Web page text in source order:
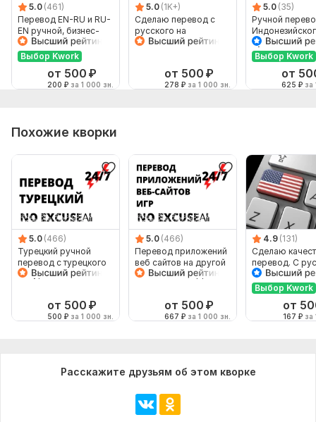
5.0 (461)
Перевод EN-RU и RU-
EN ручной, бизнес-
английский
Выбор Kwork
от 500 ₽
200 ₽ за 1 000 зн.
5.0 (1K+)
Сделаю перевод с
русского на
английский и
от 500 ₽
278 ₽ за 1 000 зн.
5.0 (35)
Ручной
Русский и
Выбор Kwork
от
625 ₽ за
Похожие кворки
5.0 (466)
Турецкий ручной
перевод с турецкого
на турецкий
от 500 ₽
500 ₽ за 1 000 зн.
5.0 (466)
Перевод приложений
веб сайтов на другой
язык Website app
от 500 ₽
667 ₽ за 1 000 зн.
4.9 (131)
Сделаю
перевод. С
на английский
наоборот
Выбор Kwork
от
167 ₽ за
Расскажите друзьям об этом кворке